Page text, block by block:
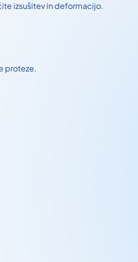
izsušitev in deformacijo.
proteze.